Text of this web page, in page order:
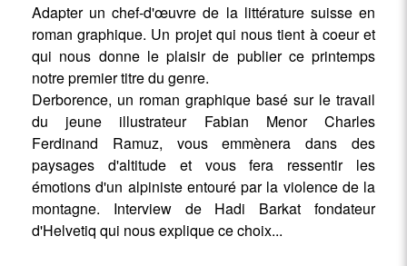
Adapter un chef-d'œuvre de la littérature suisse en
roman graphique. Un projet qui nous tient à coeur et
qui nous donne le plaisir de publier ce printemps
notre premier titre du genre.
Derborence, un roman graphique basé sur le travail
du jeune illustrateur Fabian Menor Charles
Ferdinand Ramuz, vous emmènera dans des
paysages d'altitude et vous fera ressentir les
émotions d'un alpiniste entouré par la violence de la
montagne. Interview de Hadi Barkat fondateur
d'Helvetiq qui nous explique ce choix...